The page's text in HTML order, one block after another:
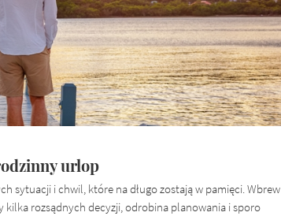
urlop
sytuacji i chwil, które na długo zostają w pamięci. Wbrew
kilka rozsądnych decyzji, odrobina planowania i sporo